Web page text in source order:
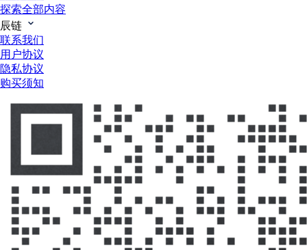
探索全部内容
辰链
联系我们
用户协议
隐私协议
购买须知